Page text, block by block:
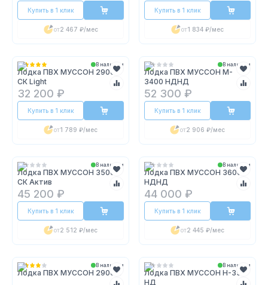
Купить в 1 клик
от2 467 ₽/мес
Купить в 1 клик
от1 834 ₽/мес
В наличии
Лодка ПВХ МУССОН 2900
СК Light
32 200 ₽
Купить в 1 клик
от1 789 ₽/мес
В наличии
Лодка ПВХ МУССОН M-
3400 НДНД
52 300 ₽
Купить в 1 клик
от2 906 ₽/мес
В наличии
Лодка ПВХ МУССОН 3500
СК Актив
45 200 ₽
Купить в 1 клик
от2 512 ₽/мес
В наличии
Лодка ПВХ МУССОН 3600
НДНД
44 000 ₽
Купить в 1 клик
от2 445 ₽/мес
В наличии
Лодка ПВХ МУССОН 2900 С
В наличии
Лодка ПВХ МУССОН H-350
НД